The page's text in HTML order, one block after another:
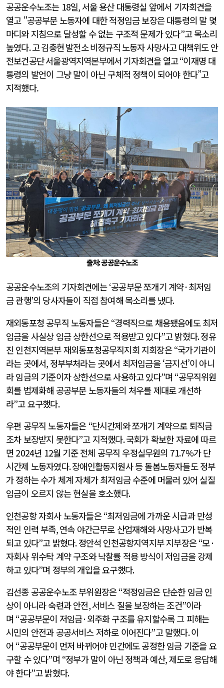
공공운수노조는 18일, 서울 용산 대통령실 앞에서 기자회견을
열고 "공공부문 노동자에 대한 적정임금 보장은 대통령의 말 몇
마디와 지침으로 달성할 수 없는 구조적 문제가 있다”고 목소리
높였다. 고 김충현 발전소 비정규직 노동자 사망사고 대책위도 안
전보건공단 서울광역지역본부에서 기자회견을 열고 “이재명 대
통령의 발언이 그냥 말이 아닌 구체적 정책이 되어야 한다”고
지적했다.
출처: 공공운수노조
공공운수노조의 기자회견에는‘공공부문 쪼개기 계약·최저임
금 관행’의 당사자들이 직접 참여해 목소리를 냈다.
재외동포청 공무직 노동자들은“경력직으로 채용됐음에도 최저
임금을 사실상 임금 상한선으로 적용받고 있다”고 밝혔다.정유
진 인천지역본부 재외동포청공무직지회 지회장은“국가기관이
라는 곳에서, 정부부처라는 곳에서 최저임금을 ‘금지선’이 아니
라 임금의 기준이자 상한선으로 사용하고 있다”며 “공무직위원
회를 법제화해 공공부문 노동자들의 처우를 제대로 개선하
라”고 요구했다.
우편 공무직 노동자들은 “단시간제와 쪼개기 계약으로 퇴직금
조차 보장받지 못한다”고 지적했다.국회가 확보한 자료에 따르
면 2024년 12월 기준 전체 공무직 우정실무원의 71.7%가 단
시간제 노동자였다.장애인활동지원사 등 돌봄노동자들도 정부
가 정하는 수가 체계 자체가 최저임금 수준에 머물러 있어 실질
임금이 오르지 않는 현실을 호소했다.
인천공항 자회사 노동자들은“최저임금에 가까운 시급과 만성
적인 인력 부족,연속 야간근무로 산업재해와 사망사고가 반복
되고 있다”고 밝혔다.정안석 인천공항지역지부 지부장은“모·
자회사 위수탁 계약 구조와 낙찰률 적용 방식이 저임금을 강제
하고 있다”며 정부의 개입을 요구했다.
김선종 공공운수노조 부위원장은“적정임금은 단순한 임금 인
상이 아니라 숙련과 안전,서비스 질을 보장하는 조건”이라
며 “공공부문이 저임금·외주화 구조를 유지할수록 그 피해는
시민의 안전과 공공서비스 저하로 이어진다”고 말했다.이
어 “공공부문이 먼저 바뀌어야 민간에도 공정한 임금 기준을 요
구할 수 있다”며 “정부가 말이 아닌 정책과 예산,제도로 응답해
야 한다”고 밝혔다.